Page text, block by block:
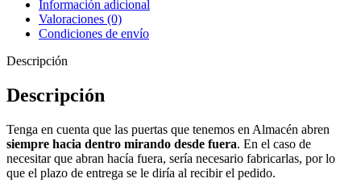
Información adicional
Valoraciones (0)
Condiciones de envío
Descripción
Descripción
Tenga en cuenta que las puertas que tenemos en Almacén abren
siempre hacia dentro mirando desde fuera. En el caso de
necesitar que abran hacía fuera, sería necesario fabricarlas, por lo
que el plazo de entrega se le diría al recibir el pedido.